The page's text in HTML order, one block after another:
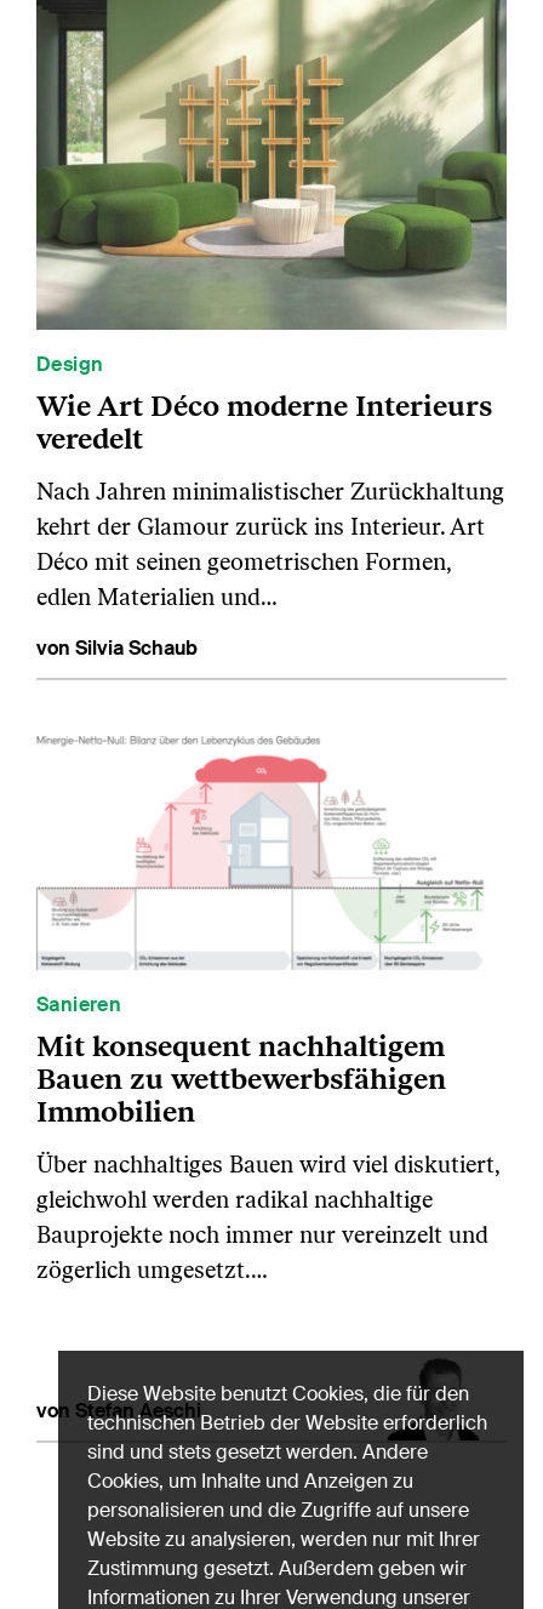
Design
Wie Art Déco moderne Interieurs
veredelt
Nach Jahren minimalistischer Zurückhaltung
kehrt der Glamour zurück ins Interieur. Art
Déco mit seinen geometrischen Formen,
edlen Materialien und…
von Silvia Schaub
Sanieren
Mit konsequent nachhaltigem
Bauen zu wettbewerbsfähigen
Immobilien
Über nachhaltiges Bauen wird viel diskutiert,
gleichwohl werden radikal nachhaltige
Bauprojekte noch immer nur vereinzelt und
zögerlich umgesetzt.…
von Stefan Aeschi
Diese Website benutzt Cookies, die für den
technischen Betrieb der Website erforderlich
sind und stets gesetzt werden. Andere
Cookies, um Inhalte und Anzeigen zu
personalisieren und die Zugriffe auf unsere
Website zu analysieren, werden nur mit Ihrer
Zustimmung gesetzt. Außerdem geben wir
Informationen zu Ihrer Verwendung unserer